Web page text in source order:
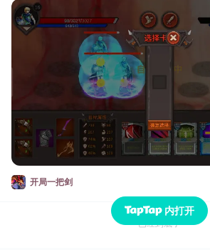
开局一把剑
已经到底了
内打开